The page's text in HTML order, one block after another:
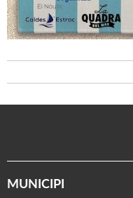
MUNICIPI